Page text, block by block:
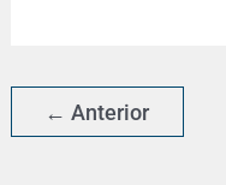
← Anterior